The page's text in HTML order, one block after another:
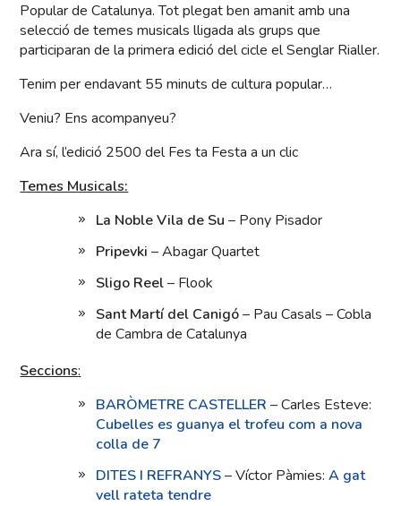
Popular de Catalunya. Tot plegat ben amanit amb una
selecció de temes musicals lligada als grups que
participaran de la primera edició del cicle el Senglar Rialler.
Tenim per endavant 55 minuts de cultura popular…
Veniu? Ens acompanyeu?
Ara sí, l’edició 2500 del Fes ta Festa a un clic
Temes Musicals:
La Noble Vila de Su– Pony Pisador
Pripevki– Abagar Quartet
Sligo Reel– Flook
Sant Martí del Canigó– Pau Casals – Cobla
de Cambra de Catalunya
Seccions:
BARÒMETRE CASTELLER – Carles Esteve:
Cubelles es guanya el trofeu com a nova
colla de 7
DITES I REFRANYS– Víctor Pàmies:A gat
vell rateta tendre